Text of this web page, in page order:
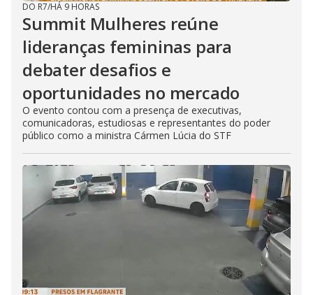
DO R7/HÁ 9 HORAS
Summit Mulheres reúne
lideranças femininas para
debater desafios e
oportunidades no mercado
O evento contou com a presença de executivas,
comunicadoras, estudiosas e representantes do poder
público como a ministra Cármen Lúcia do STF